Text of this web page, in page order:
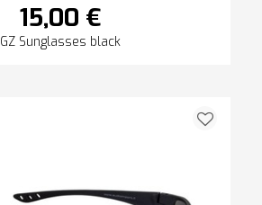
15,00 €
GZ Sunglasses black